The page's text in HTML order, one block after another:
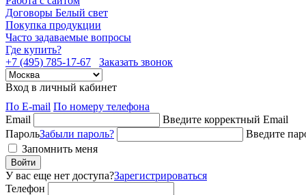
Договоры Белый свет
Покупка продукции
Часто задаваемые вопросы
Где купить?
+7 (495) 785-17-67
Заказать звонок
Вход в личный кабинет
По E-mail По номеру телефона
Email
Введите корректный Email
ПарольЗабыли пароль?
Введите
Запомнить меня
Войти
У вас еще нет доступа?Зарегистрироваться
Телефон